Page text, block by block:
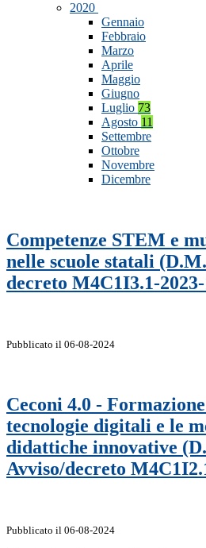
2020
Gennaio
Febbraio
Marzo
Aprile
Maggio
Giugno
Luglio 73
Agosto 11
Settembre
Ottobre
Novembre
Dicembre
Competenze STEM e
nelle scuole statali
decreto M4C1I3.1-
Pubblicato il 06-08-2024
Ceconi 4.0 -
tecnologie digitali e le
didattiche innovative
Avviso/decreto
Pubblicato il 06-08-2024